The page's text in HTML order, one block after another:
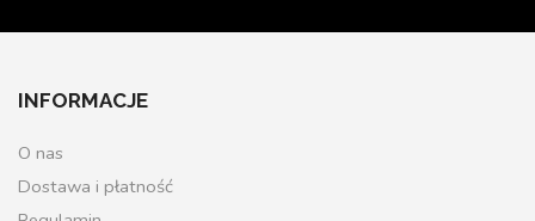
INFORMACJE
O nas
Dostawa i płatność